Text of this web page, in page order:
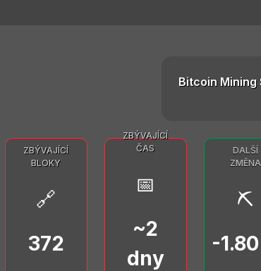
Bitcoin
ZBÝVAJÍCÍ
BLOKY
🔗
372
ZBÝVAJÍCÍ
ČAS
📅
~2
dny
DALŠÍ
ZMĚNA
⛏️
-